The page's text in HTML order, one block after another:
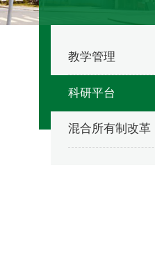
教学管理
科研平台
混合所有制改革